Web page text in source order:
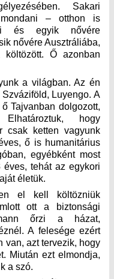
Sakari
– otthon is
és egyik nővére
nővére Ausztráliába,
Ő azonban
a világban. Az én
Luyengo. A
Tajvanban dolgozott,
hogy
csak ketten vagyunk
ő is humanitárius
egyébként most
tehát az egykori
életük.
el kell költözniük
ott a biztonsági
őrzi a házat,
A felesége ezért
van, azt tervezik, hogy
Miután ezt elmondja,
a szó.